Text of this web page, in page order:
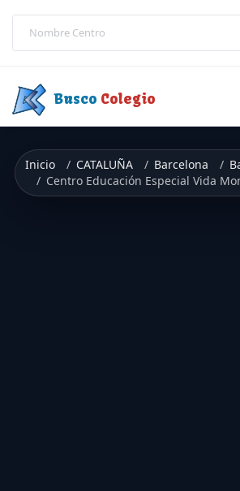
Busco Colegio
Inicio CATALUÑA Barcelona
Centro Educación Especial Vida